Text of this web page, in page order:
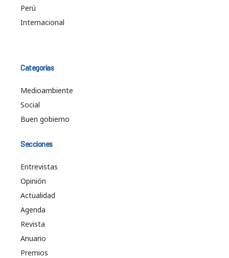
Perú
Internacional
Categorías
Medioambiente
Social
Buen gobierno
Secciones
Entrevistas
Opinión
Actualidad
Agenda
Revista
Anuario
Premios